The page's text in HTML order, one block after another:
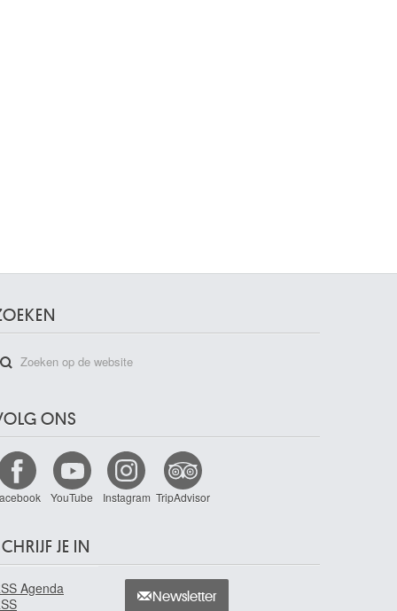
ONS
YouTube Instagram TripAdvisor
JE IN
Agenda
Newsletter